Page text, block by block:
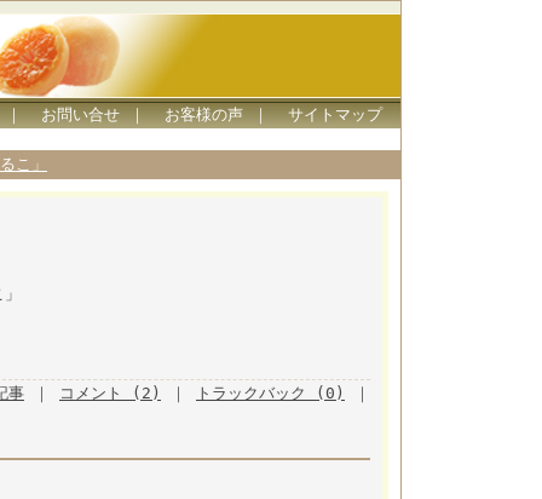
｜ お問い合せ ｜ お客様の声 ｜ サイトマップ
こ」
事 ｜ コメント (2) ｜ トラックバック (0) ｜